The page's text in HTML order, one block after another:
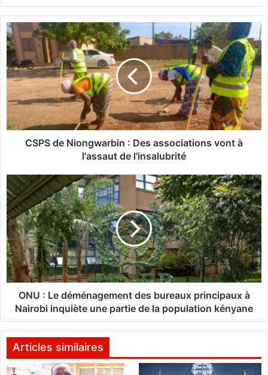
bsi
te
C
S
P
S
d
N
i
o
a
r
b
i
:
D
e
s
o
a
CSPS de Niongwarbin : Des associations vont à
l'assaut de l'insalubrité
O
N
U
:
e
d
é
m
a
g
m
e
ONU : Le déménagement des bureaux principaux à
Nairobi inquiète une partie de la population kényane
Articles similaires